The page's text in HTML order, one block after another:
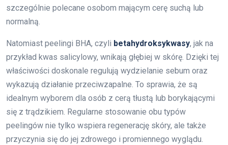
szczególnie polecane osobom mającym cerę suchą lub
normalną.
Natomiast peelingi BHA, czyli betahydroksykwasy, jak na
przykład kwas salicylowy, wnikają głębiej w skórę. Dzięki tej
właściwości doskonale regulują wydzielanie sebum oraz
wykazują działanie przeciwzapalne. To sprawia, że są
idealnym wyborem dla osób z cerą tłustą lub borykającymi
się z trądzikiem. Regularne stosowanie obu typów
peelingów nie tylko wspiera regenerację skóry, ale także
przyczynia się do jej zdrowego i promiennego wyglądu.